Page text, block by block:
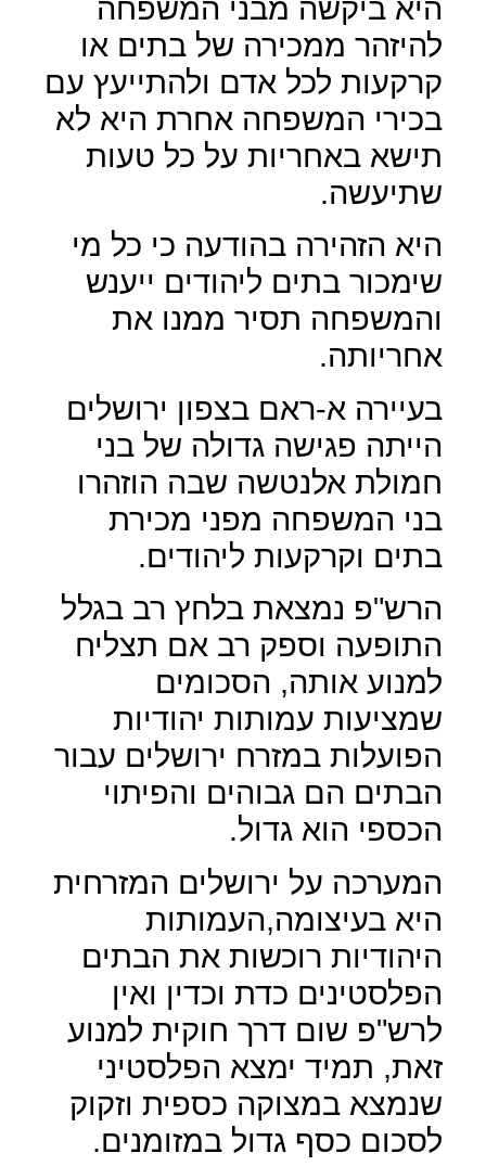
היא ביקשה מבני המשפחה
להיזהר ממכירה של בתים או
קרקעות לכל אדם ולהתייעץ עם
בכירי המשפחה אחרת היא לא
תישא באחריות על כל טעות
שתיעשה.
היא הזהירה בהודעה כי כל מי
שימכור בתים ליהודים ייענש
והמשפחה תסיר ממנו את
אחריותה.
בעיירה א-ראם בצפון ירושלים
הייתה פגישה גדולה של בני
חמולת אלנטשה שבה הוזהרו
בני המשפחה מפני מכירת
בתים וקרקעות ליהודים.
הרש"פ נמצאת בלחץ רב בגלל
התופעה וספק רב אם תצליח
למנוע אותה, הסכומים
שמציעות עמותות יהודיות
הפועלות במזרח ירושלים עבור
הבתים הם גבוהים והפיתוי
הכספי הוא גדול.
המערכה על ירושלים המזרחית
היא בעיצומה,העמותות
היהודיות רוכשות את הבתים
הפלסטינים כדת וכדין ואין
לרש"פ שום דרך חוקית למנוע
זאת, תמיד ימצא הפלסטיני
שנמצא במצוקה כספית וזקוק
לסכום כסף גדול במזומנים.